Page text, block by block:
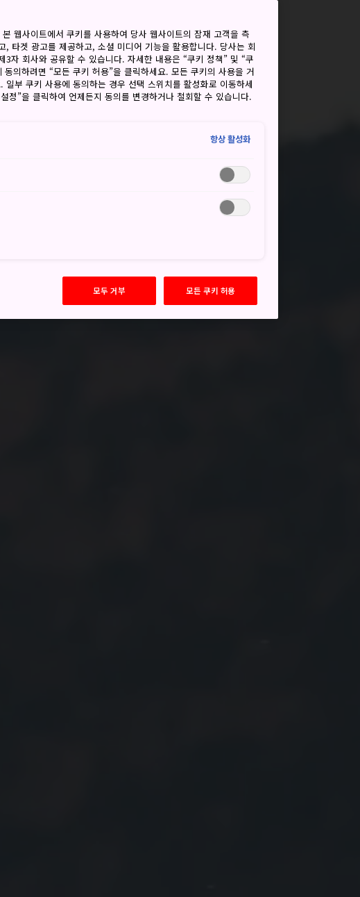
웹사이트에서 쿠키를 사용하여 당사 웹사이트의 잠재 고객을 측
, 타겟 광고를 제공하고, 소셜 미디어 기능을 활용합니다. 당사는 회
자 회사와 공유할 수 있습니다. 자세한 내용은 “쿠키 정책” 및 “쿠
의하려면 “모든 쿠키 허용”을 클릭하세요. 모든 쿠키의 사용을 거
일부 쿠키 사용에 동의하는 경우 선택 스위치를 활성화로 이동하세
정”을 클릭하여 언제든지 동의를 변경하거나 철회할 수 있습니다.
항상 활성화
모두 거부 모든 쿠키 허용